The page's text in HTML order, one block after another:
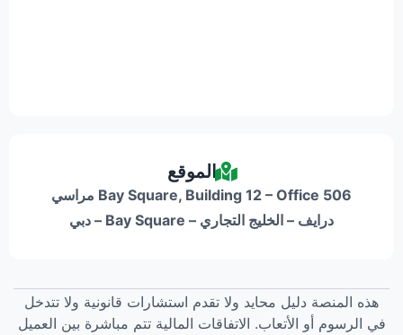
الموقع
Bay Square, Building 12 – Office 506 مراسي
درايف – الخليج التجاري – Bay Square – دبي
هذه المنصة دليل محايد ولا تقدم استشارات قانونية ولا تتدخل
في الرسوم أو الأتعاب. الاتفاقات المالية تتم مباشرة بين العميل